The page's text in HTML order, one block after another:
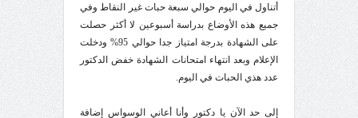
أتناول في اليوم حوالي سبعة حبات غير النقاط وفي
جميع هذه الأوضاع بدراسة أسبوعين لا أكثر حصلت
على الشهادة بدرجة امتياز جدا حوالي 95% ودخلت
الإعلام وبعد انتهاء امتحانات الشهادة خفض الدكتور
عدد هذي الحبات في اليوم.
إلى حد الآن يا دكتور وأنا أعاني الوسواس إضافة